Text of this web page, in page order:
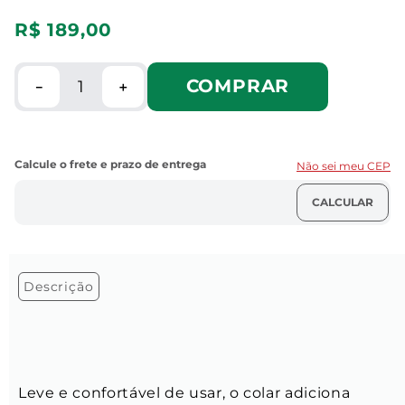
R$ 189,00
＋
－ COMPRAR
Não sei meu CEP
Descrição
Leve e confortável de usar, o colar adiciona